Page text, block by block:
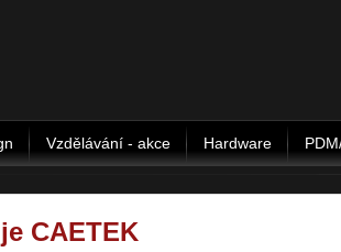
Vzdělávání - akce Hardware
CAETEK